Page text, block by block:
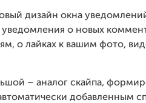
дизайн окна
о новых
о лайках к вашим фото,
– аналог скайпа,
добавленным